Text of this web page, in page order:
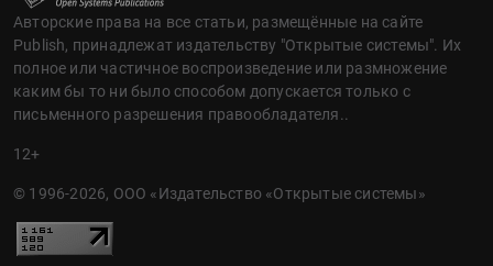
Авторские права на все статьи, размещённые на сайте
Publish, принадлежат издательству "Открытые системы". Их
полное или частичное воспроизведение или размножение
каким бы то ни было способом допускается только с
письменного разрешения правообладателя..
12+
© 1996-2026, ООО «Издательство «Открытые системы»